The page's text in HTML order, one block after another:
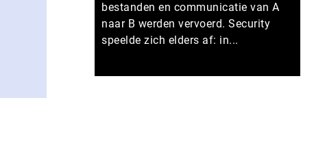
bestanden en communicatie van A
naar B werden vervoerd. Security
speelde zich elders af: in...